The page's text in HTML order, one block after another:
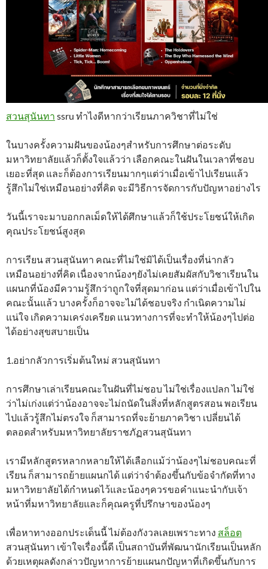
สวนสุนันทา ssru ทำไงดีหากว่าเรียนภาควิชาที่ไม่ใช่
ในบางครั้งความฝันของน้องๆสำหรับการศึกษาต่อระดับ
มหาวิทยาลัยแล้วก็ตั้งใจแล้วว่า เลือกคณะในฝันในเวลาที่ชอบ
เยอะที่สุด และก็ต้องการเรียนมากๆแต่ว่าเมื่อเข้าไปเรียนแล้ว
รู้สึกไม่ใช่เหมือนอย่างที่คิด จะมีวิธีการจัดการกับปัญหาอย่างไร
วันนี้เราจะมาบอกกลเม็ดให้ได้ศึกษาแล้วก็ใช้ประโยชน์ให้เกิด
คุณประโยชน์สูงสุด
การเรียน สวนสุนันทา คณะที่ไม่ใช่มิได้เป็นเรื่องที่น่ากลัว
เหมือนอย่างที่คิด เนื่องจากน้องๆยังไม่เคยสัมผัสกับวิชาเรียนใน
แผนกที่น้องมีความรู้สึกว่าถูกใจที่สุดมาก่อน แต่ว่าเมื่อเข้าไปใน
คณะนั้นแล้ว บางครั้งก็อาจจะไม่ได้ชอบจริง กำเนิดความไม่
แน่ใจ เกิดความเคร่งเครียด แนวทางการที่จะทำให้น้องๆไปต่อ
ได้อย่างสุขสบายเป็น
1.อย่ากลัวการเริ่มต้นใหม่ สวนสุนันทา
การศึกษาเล่าเรียนคณะในฝันที่ไม่ชอบ ไม่ใช่เรื่องแปลก ไม่ใช่
ว่าไม่เก่งแต่ว่าน้องอาจจะไม่ถนัดในสิ่งที่หลักสูตรสอน พอเรียน
ไปแล้วรู้สึกไม่ตรงใจ ก็สามารถที่จะย้ายภาควิชา เปลี่ยนได้
ตลอดสำหรับมหาวิทยาลัยราชภัฏสวนสุนันทา
เรามีหลักสูตรหลากหลายให้ได้เลือกแม้ว่าน้องๆไม่ชอบคณะที่
เรียน ก็สามารถย้ายแผนกได้ แต่ว่าจำต้องขึ้นกับข้อจำกัดที่ทาง
มหาวิทยาลัยได้กำหนดไว้และน้องๆควรขอคำแนะนำกับเจ้า
หน้าที่มหาวิทยาลัยและก็คุณครูที่ปรึกษาของน้องๆ
เพื่อหาทางออกประเด็นนี้ ไม่ต้องกังวลเลยเพราะทาง สล็อต
สวนสุนันทา เข้าใจเรื่องนี้ดี เป็นสถาบันที่พัฒนานักเรียนเป็นหลัก
ด้วยเหตุผลดังกล่าวปัญหาการย้ายแผนกปัญหาที่เกิดขึ้นกับการ